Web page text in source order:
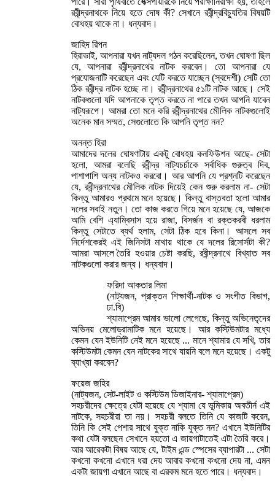
রবীন্দ্রনাথকে নিয়ে হতে দোষ কী? সেখানে রবীন্দ্রবিচ্যুতির বিষয়টি
বোধহয় থাকে না। ধন্যবাদ।
জাহিদ রিপন
হিরাভাই, আপনারা যখন নাট্যদল গঠন করেছিলেন, তখন ঘোষণা ছিল
যে, আপনারা রবীন্দ্রনাথের নাটক করবেন। তো আপনারা যে
প্রযোজনাটি করেছেন এবং যেটি করতে যাচ্ছেন (স্বদেশী) সেটি তো
ঠিক রবীন্দ্র নাটক হচ্ছে না। রবীন্দ্রনাথের ৫১টি নাটক আছে। সেই
নাটকগুলো যদি আপনাকে তৃপ্ত করতে না পারে তখন আপনি যাবেন
নাট্যরূপে। আমরা তো মনে করি রবীন্দ্রনাথের মৌলিক নাটকগুলোই
অনেক মান সম্মত, সেগুলোতে কি আপনি তৃপ্ত নন?
অনন্ত হিরা
আমাদের দলের ঘোষণাটায় একটু বোধহয় কনফিউশন আছে- সেটা
হলো, আমরা বলেছি রবীন্দ্র নাট্যচর্চাকে সর্বাধিক গুরুত্ব দিব,
পাশাপাশি অন্য নাটকও করবো। আর আপনি যে প্রশ্নটি করেছেন
যে, রবীন্দ্রনাথের মৌলিক নাটক দিয়েই কেন শুরু করলাম না- সেটা
কিন্তু আমারও প্রথমে মনে হয়েছে। কিন্তু বাস্তবতা হলো আমার
দলের সবাই নতুন। তো কাজ করতে গিয়ে মনে হয়েছে যে, আজকে
আমি বেশি এ্যাম্বিসাস হয়ে রাজা, বিসর্জন বা রক্তকরবী ধরলাম
কিন্তু সেটাতে ব্যর্থ হলাম, সেটা ঠিক হবে কিনা। আসলে সব
নির্দেশকেরই এই জিনিসটা মাথায় থাকে যে দলের রিসোর্সটা কী?
আমরা আসলে তৈরি হওয়ার চেষ্টা করছি, রবীন্দ্রনাথে বিখ্যাত সব
নাটকগুলো করার জন্য। ধন্যবাদ।
ফরিদা আকতার লিমা
(নাট্যজন, প্রাক্তন শিক্ষার্থী-নাটক ও সংগীত বিভাগ,
ঢা.বি)
শ্যামাপ্রেম আমার ভালো লেগেছে, কিন্তু অভিনেতৃদের
অভিনয় মেলোড্রামাটিক মনে হয়েছে। আর কস্টিউমটার মধ্যে
কেমন যেন ইউনিটি নেই মনে হয়েছে ... মানে শ্যামার যে সখি, তার
কস্টিউমটা কেমন যেন নাটকের সাথে যায়নি বলে মনে হয়েছে। একটু
ব্যাখ্যা করবেন?
ফয়েজ জহির
(নাট্যজন, সেট-লাইট ও কস্টিউম ডিজাইনার- শ্যামাপ্রেম)
সহচরীদের ক্ষেত্রে যেটা হয়েছে যে শ্যামা যে ভূমিকায় অবতীর্ন এই
নাটকে, সহচরীরা তা নয়। সহচরী বলতে তিনি যে কাজটি করেন,
তিনি কি সেই পেশার সাথে যুক্ত নাকি যুক্ত নন? এখানে ইউনিটির
কথা যেটা বলছেন সেখানে হয়তো এ জায়গাটাতেই এটা তৈরি করে।
আর আরেকটা বিষয় আছে যে, টাইম এন্ড স্পেসের ব্যাপারটা ... সেটা
কখনো কখনো এখানে ধরা দেয় আবার কখনো কখনো দেয় না, এমন
একটা জায়গা এখানে আছে বা এরকম মনে হতে পারে। ধন্যবাদ।